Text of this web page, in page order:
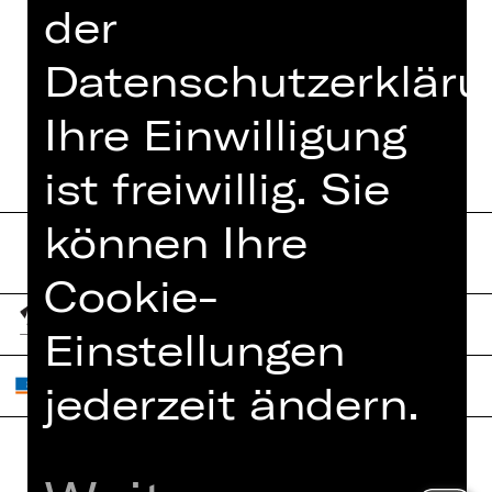
TEAM
TERMINE UND BESETZUNG
der
Ihre Einwilligung
ist freiwillig. Sie
können Ihre
Cookie-
Einstellungen
jederzeit ändern.